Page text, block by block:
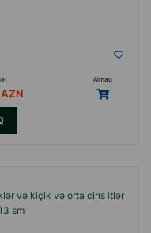
Almaq
və kiçik və orta cins itlər
sm